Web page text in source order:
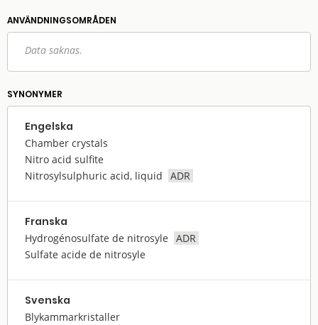
ANVÄNDNINGS­OMRÅDEN
Data saknas.
SYNONYMER
Engelska
Chamber crystals
Nitro acid sulfite
Nitrosylsulphuric acid, liquid
ADR
Franska
Hydrogénosulfate de nitrosyle
ADR
Sulfate acide de nitrosyle
Svenska
Blykammarkristaller